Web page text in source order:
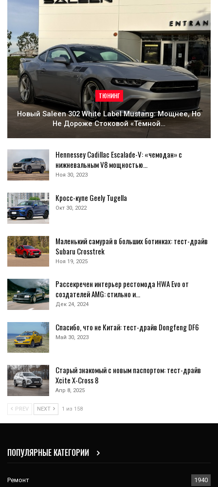
ТЮНИНГ
Новый Saleen 302 White Label Mustang: Мощнее, Но
Не Дороже Стоковой «тёмной…
Hennessey Cadillac Escalade-V: «чемодан» с
нижневальным V8 мощностью…
Ноя 30, 2023
Кросс-купе Geely Tugella
Окт 30, 2022
Маленький самурай в больших ботинках: тест-драйв
Subaru Crosstrek
Ноя 19, 2025
Рассекречен интерьер рестомода HWA Evo от
создателей AMG: стильно и…
Дек 24, 2024
Спасибо, что не Китай: тест-драйв Dongfeng DF6
Май 30, 2023
Старый знакомый с новым паспортом: тест-драйв
Xcite X-Cross 8
Апр 8, 2025
PREV NEXT 1 из 158
ПОПУЛЯРНЫЕ КАТЕГОРИИ
Ремонт 1940